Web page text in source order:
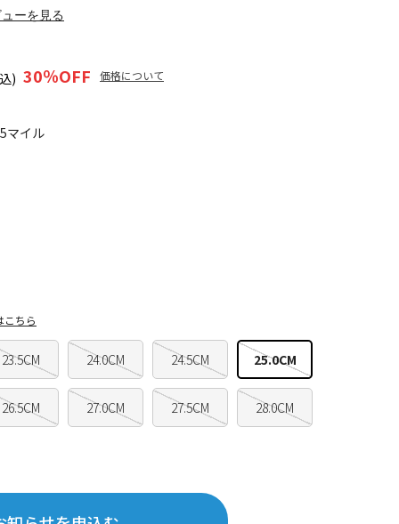
マイル
ーを見る
) 30％OFF 価格について
23.5CM 24.0CM 24.5CM 25.0CM
26.5CM 27.0CM 27.5CM 28.0CM
こちら